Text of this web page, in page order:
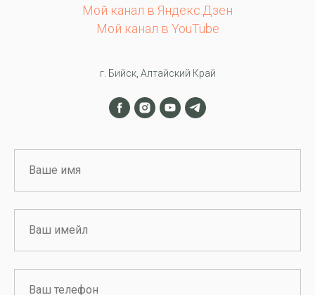
Мой канал в Яндекс.Дзен
Мой канал в YouTube
г. Бийск, Алтайский Край